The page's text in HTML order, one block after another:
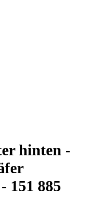
hinten -
151 885